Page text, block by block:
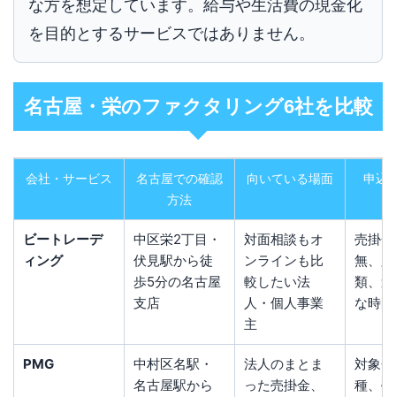
な方を想定しています。給与や生活費の現金化
を目的とするサービスではありません。
名古屋・栄のファクタリング6社を比較
会社・サービス
名古屋での確認
方法
向いている場面 申込
ビートレーデ
ィング
中区栄2丁目・
伏見駅から徒
歩5分の名古屋
支店
対面相談もオ
ンラインも比
較したい法
人・個人事業
主
売掛
無、
類、
な時間
PMG
中村区名駅・
名古屋駅から
法人のまとま
った売掛金、
対象
種、